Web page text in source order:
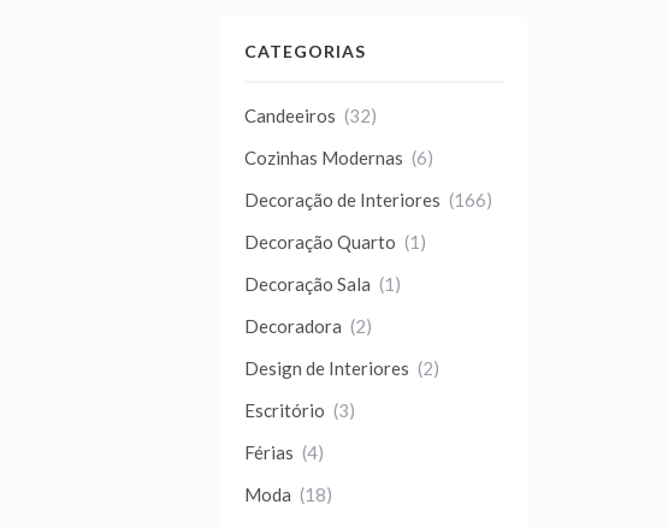
CATEGORIAS
Candeeiros (32)
Cozinhas Modernas (6)
Decoração de Interiores (166)
Decoração Quarto (1)
Decoração Sala (1)
Decoradora (2)
Design de Interiores (2)
Escritório (3)
Férias (4)
Moda (18)